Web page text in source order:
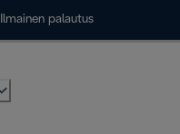
Ilmainen palautus